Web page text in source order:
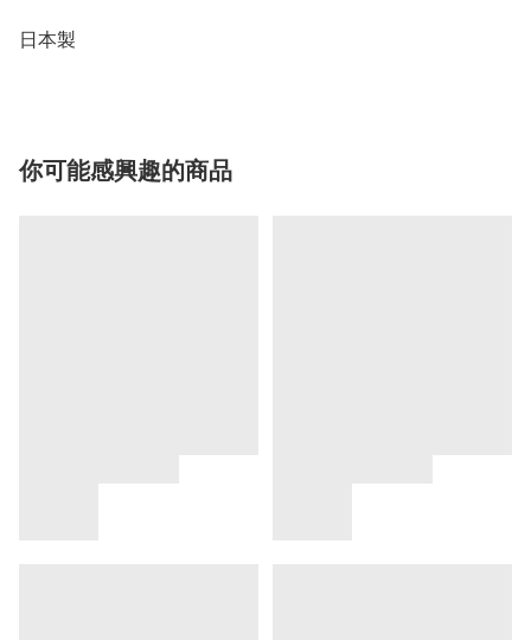
日本製
你可能感興趣的商品